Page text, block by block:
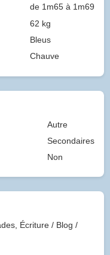
de 1m65 à 1m69
62 kg
Bleus
Chauve
Autre
Secondaires
Non
Écriture / Blog /